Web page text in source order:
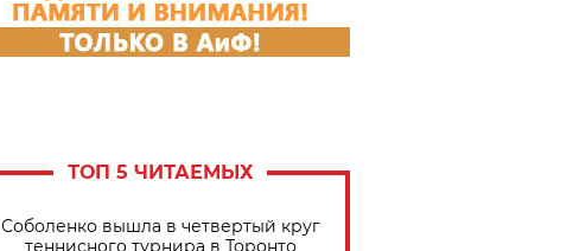
ТОП 5 ЧИТАЕМЫХ
Соболенко вышла в четвертый круг
теннисного турнира в Торонто